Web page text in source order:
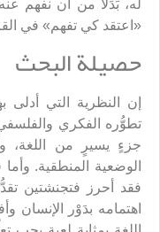
له، بَدَلاً من أن نفهم
«اعتقد كي تفهم» في
حصيلة البحث
إن النظرية التي
تطوُّره الفكري
جزءٍ يسيرٍ من
الوضعية المنطقية.
فقد أحرز فتجنشتين
اهتمامه بدَوْر الإنسان